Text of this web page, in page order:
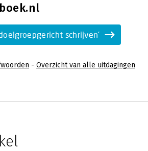
schrijven'
- Overzicht van alle uitdagingen